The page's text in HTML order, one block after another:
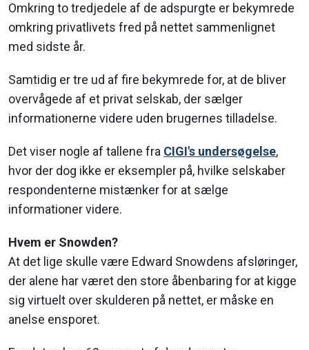
Omkring to tredjedele af de adspurgte er bekymrede
omkring privatlivets fred på nettet sammenlignet
med sidste år.
Samtidig er tre ud af fire bekymrede for, at de bliver
overvågede af et privat selskab, der sælger
informationerne videre uden brugernes tilladelse.
Det viser nogle af tallene fra CIGI's undersøgelse,
hvor der dog ikke er eksempler på, hvilke selskaber
respondenterne mistænker for at sælge
informationer videre.
Hvem er Snowden?
At det lige skulle være Edward Snowdens afsløringer,
der alene har været den store åbenbaring for at kigge
sig virtuelt over skulderen på nettet, er måske en
anelse ensporet.